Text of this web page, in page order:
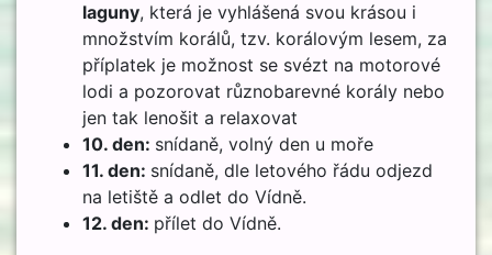
laguny, která je vyhlášená svou krásou i
množstvím korálů, tzv. korálovým lesem, za
příplatek je možnost se svézt na motorové
lodi a pozorovat různobarevné korály nebo
jen tak lenošit a relaxovat
10. den: snídaně, volný den u moře
11. den: snídaně, dle letového řádu odjezd
na letiště a odlet do Vídně.
12. den: přílet do Vídně.